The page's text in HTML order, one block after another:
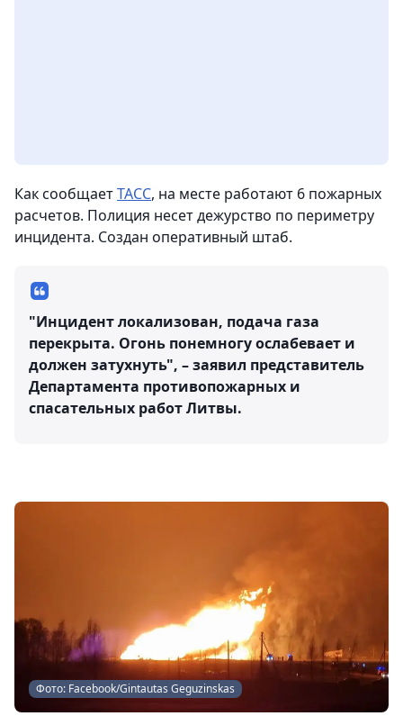
Как сообщаетТАСС, на месте работают 6 пожарных
расчетов. Полиция несет дежурство по периметру
инцидента. Создан оперативный штаб.
"Инцидент локализован, подача газа
перекрыта. Огонь понемногу ослабевает и
должен затухнуть", – заявил представитель
Департамента противопожарных и
спасательных работ Литвы.
Фото: Facebook/Gintautas Geguzinskas